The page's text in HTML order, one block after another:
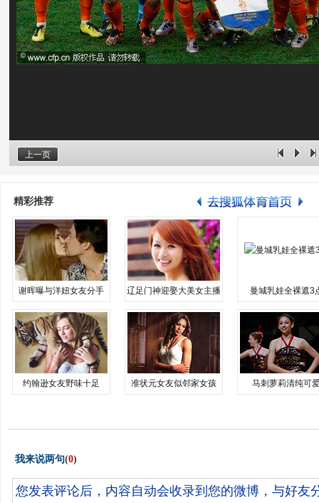
上一页
精彩推荐
谢晖曝与洋妞女友分手 辽足门神迎娶大美女主播 曼城乳娃全裸遮3
约翰逊女友野味十足 准状元女友似邻家女孩 马刺萝莉清纯可
我来说两句(0)